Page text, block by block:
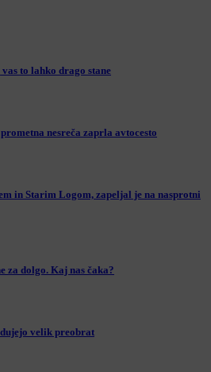
to lahko drago stane
nesreča zaprla avtocesto
in Starim Logom, zapeljal je na nasprotni
za dolgo. Kaj nas čaka?
velik preobrat